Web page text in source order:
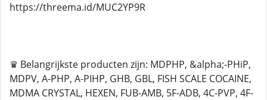
https://threema.id/MUC2YP9R
♛ Belangrijkste producten zijn: MDPHP, &alpha;-PHiP,
MDPV, A-PHP, A-PIHP, GHB, GBL, FISH SCALE COCAINE,
MDMA CRYSTAL, HEXEN, FUB-AMB, 5F-ADB, 4C-PVP, 4F-